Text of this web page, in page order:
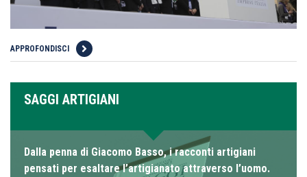
APPROFONDISCI
SAGGI ARTIGIANI
Dalla penna di Giacomo Basso, i racconti artigiani
pensati per esaltare l’artigianato attraverso l’uomo.